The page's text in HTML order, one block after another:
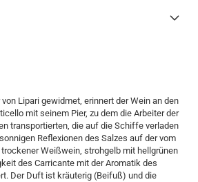
Lipari gewidmet, erinnert der Wein an den
mit seinem Pier, zu dem die Arbeiter der
transportierten, die auf die Schiffe verladen
Reflexionen des Salzes auf der vom
Weißwein, strohgelb mit hellgrünen
des Carricante mit der Aromatik des
Der Duft ist kräuterig (Beifuß) und die